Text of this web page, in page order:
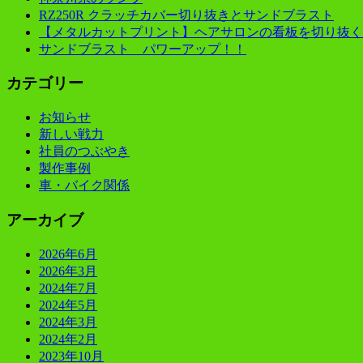
RZ250R クラッチカバー切り抜きとサンドブラスト
【メタルカットプリント】ヘアサロンの看板を切り抜
サンドブラスト パワーアップ！！
カテゴリー
お知らせ
新しい戦力
社員のつぶやき
製作事例
車・バイク関係
アーカイブ
2026年6月
2026年3月
2024年7月
2024年5月
2024年3月
2024年2月
2023年10月